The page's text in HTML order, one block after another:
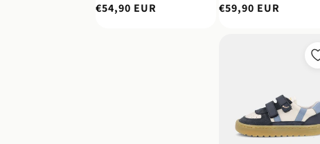
Preço
€54,90 EUR
Preço
€59,90 EUR